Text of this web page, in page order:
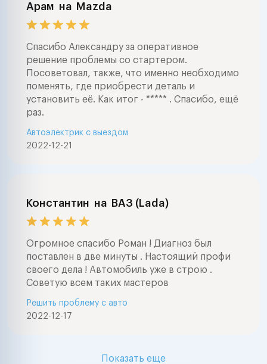
Арам на Mazda
Спасибо Александру за оперативное
решение проблемы со стартером.
Посоветовал, также, что именно необходимо
поменять, где приобрести деталь и
установить её. Как итог - ***** . Спасибо, ещё
раз.
2022-12-21
Автоэлектрик с выездом
Константин на ВАЗ (Lada)
Огромное спасибо Роман ! Диагноз был
поставлен в две минуты . Настоящий профи
своего дела ! Автомобиль уже в строю .
Советую всем таких мастеров
2022-12-17
Решить проблему с авто
Показать еще